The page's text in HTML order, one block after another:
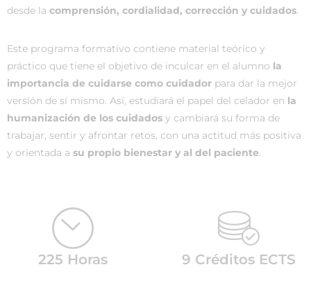
desde la comprensión, cordialidad, corrección y cuidados.
Este programa formativo contiene material teórico y
práctico que tiene el objetivo de inculcar en el alumno la
importancia de cuidarse como cuidador para dar la mejor
versión de sí mismo. Así, estudiará el papel del celador en la
humanización de los cuidados y cambiará su forma de
trabajar, sentir y afrontar retos, con una actitud más positiva
y orientada a su propio bienestar y al del paciente.
225 Horas 9 Créditos ECTS